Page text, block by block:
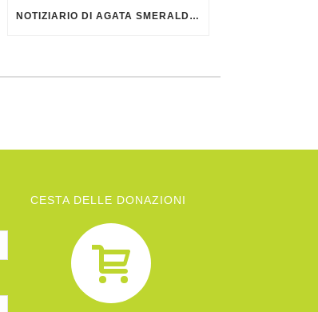
NOTIZIARIO DI AGATA SMERALDA – FEBBRAIO 2015
CESTA DELLE DONAZIONI